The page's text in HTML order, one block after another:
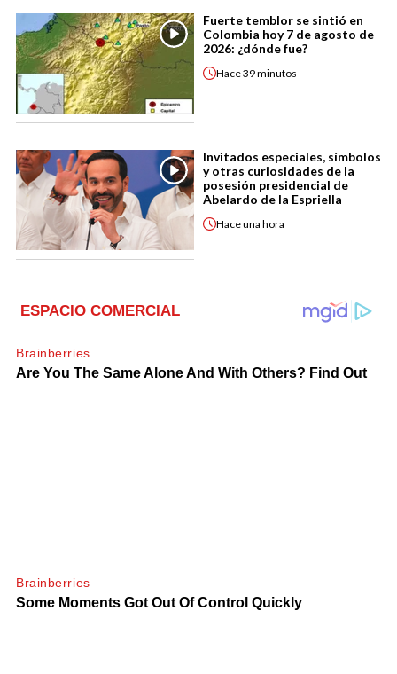
Fuerte temblor se sintió en
Colombia hoy 7 de agosto de
2026: ¿dónde fue?
Hace39 minutos
Invitados especiales, símbolos
y otras curiosidades de la
posesión presidencial de
Abelardo de la Espriella
Haceuna hora